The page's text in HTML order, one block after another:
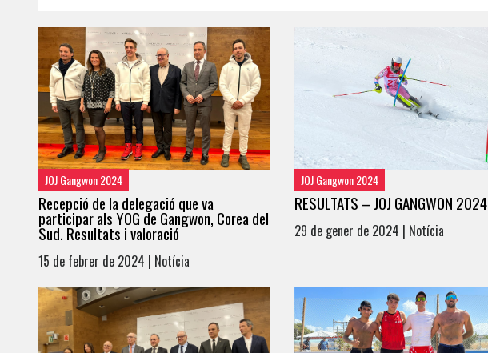
JOJ Gangwon 2024
Recepció de la delegació que va
participar als YOG de Gangwon, Corea del
Sud. Resultats i valoració
15 de febrer de 2024 | Notícia
JOJ Gangwon 2024
RESULTATS – JOJ GANGWON 2024
29 de gener de 2024 | Notícia